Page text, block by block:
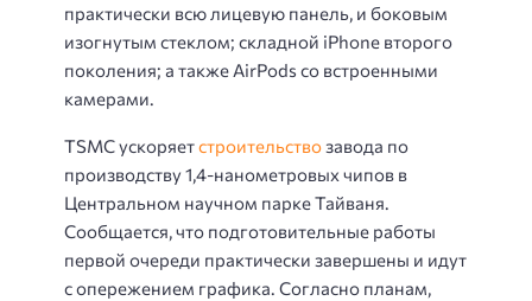
практически всю лицевую панель, и боковым
изогнутым стеклом; складной iPhone второго
поколения; а также AirPods со встроенными
камерами.
TSMC ускоряетстроительствозавода по
производству 1,4-нанометровых чипов в
Центральном научном парке Тайваня.
Сообщается, что подготовительные работы
первой очереди практически завершены и идут
с опережением графика. Согласно планам,